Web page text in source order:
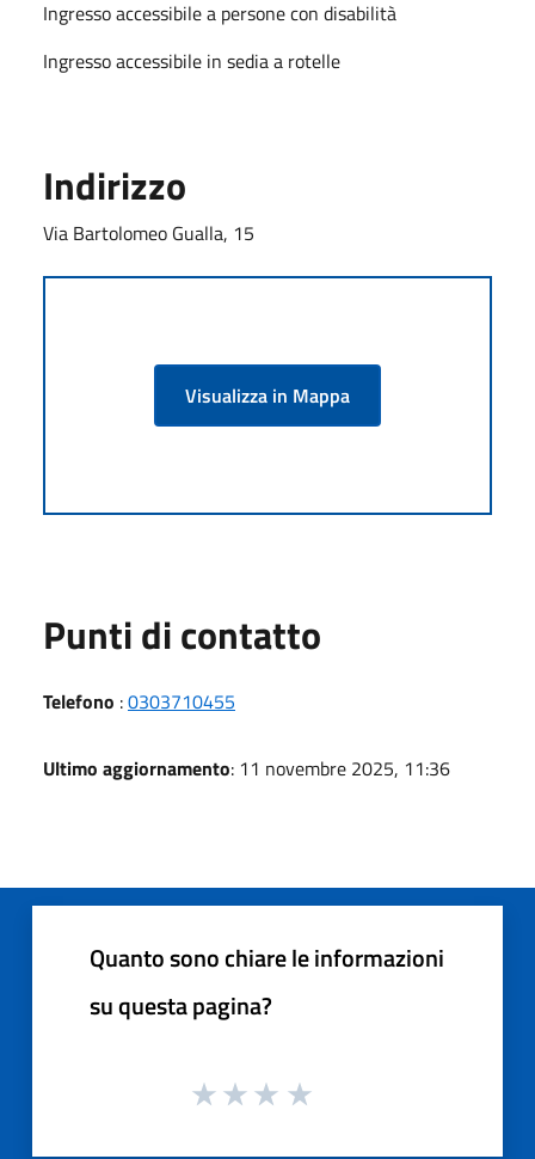
Ingresso accessibile a persone con disabilità
Ingresso accessibile in sedia a rotelle
Indirizzo
Via Bartolomeo Gualla, 15
Visualizza in Mappa
Punti di contatto
Telefono :0303710455
Ultimo aggiornamento: 11 novembre 2025, 11:36
Quanto sono chiare le informazioni
su questa pagina?